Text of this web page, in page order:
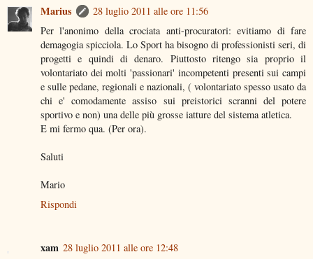
Marius
28 luglio 2011 alle ore 11:56
Per l'anonimo della crociata anti-procuratori: evitiamo di fare
demagogia spicciola. Lo Sport ha bisogno di professionisti seri, di
progetti e quindi di denaro. Piuttosto ritengo sia proprio il
volontariato dei molti 'passionari' incompetenti presenti sui campi
e sulle pedane, regionali e nazionali, ( volontariato spesso usato da
chi e' comodamente assiso sui preistorici scranni del potere
sportivo e non) una delle più grosse iatture del sistema atletica.
E mi fermo qua. (Per ora).
Saluti
Mario
Rispondi
xam 28 luglio 2011 alle ore 12:48